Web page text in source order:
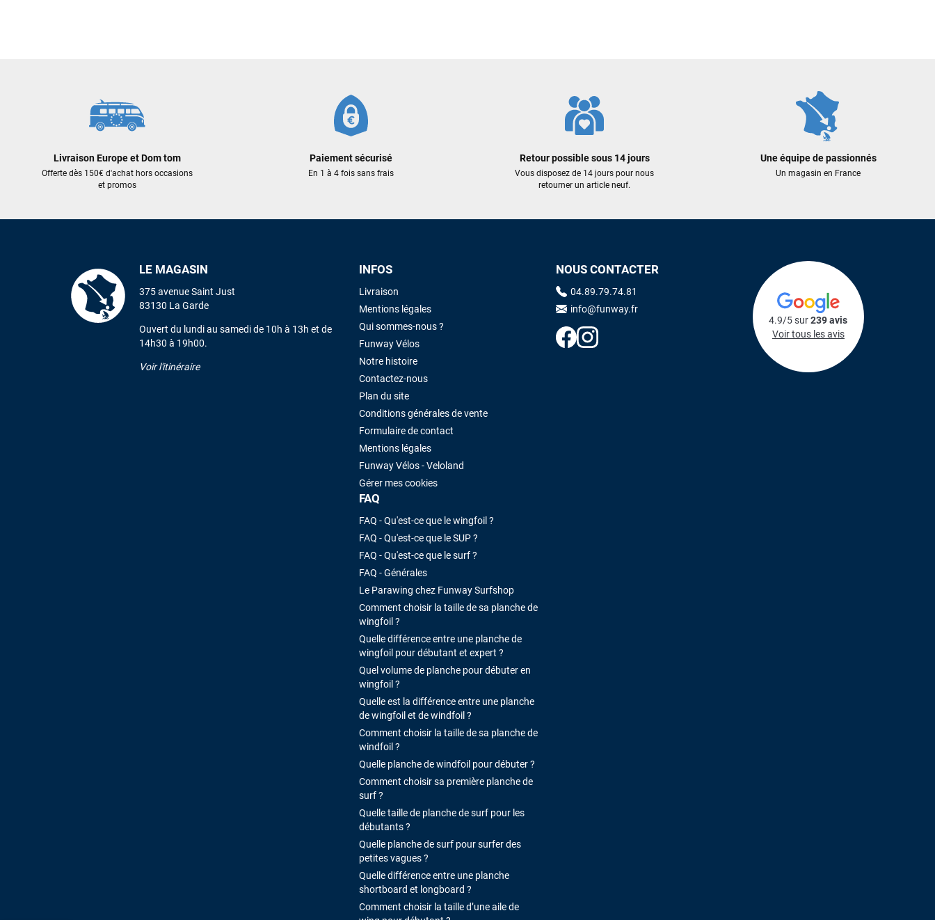
Livraison Europe et Dom tom
Offerte dès 150€ d'achat hors occasions
et promos
Paiement sécurisé
En 1 à 4 fois sans frais
Retour possible sous 14 jours
Vous disposez de 14 jours pour nous
retourner un article neuf.
Une équipe de passionnés
Un magasin en France
LE MAGASIN
375 avenue Saint Just
83130 La Garde
Ouvert du lundi au samedi de 10h à 13h et de
14h30 à 19h00.
Voir l'itinéraire
INFOS
Livraison
Mentions légales
Qui sommes-nous ?
Funway Vélos
Notre histoire
Contactez-nous
Plan du site
Conditions générales de vente
Formulaire de contact
Mentions légales
Funway Vélos - Veloland
Gérer mes cookies
FAQ
FAQ - Qu'est-ce que le wingfoil ?
FAQ - Qu'est-ce que le SUP ?
FAQ - Qu'est-ce que le surf ?
FAQ - Générales
Le Parawing chez Funway Surfshop
Comment choisir la taille de sa planche de
wingfoil ?
Quelle différence entre une planche de
wingfoil pour débutant et expert ?
Quel volume de planche pour débuter en
wingfoil ?
Quelle est la différence entre une planche
de wingfoil et de windfoil ?
Comment choisir la taille de sa planche de
windfoil ?
Quelle planche de windfoil pour débuter ?
Comment choisir sa première planche de
surf ?
Quelle taille de planche de surf pour les
débutants ?
Quelle planche de surf pour surfer des
petites vagues ?
Quelle différence entre une planche
shortboard et longboard ?
Comment choisir la taille d’une aile de
NOUS CONTACTER
04.89.79.74.81
info@funway.fr
4.9/5 sur239 avis
Voir tous les avis
dyno !
J'ai acheté une voile d'occasion depuis Tahiti. Super service. L'envoi a
été rapide. La voile est arrivée en super état. Mauruuru roa.